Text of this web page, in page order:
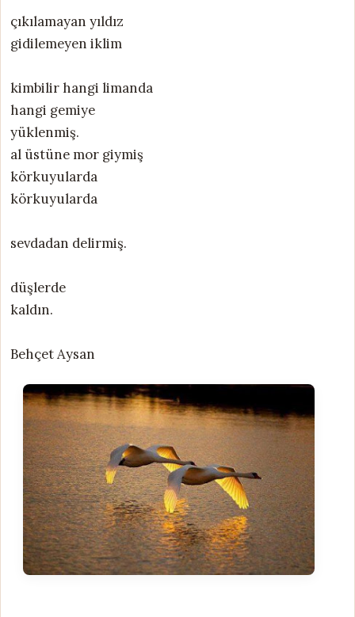
çıkılamayan yıldız
gidilemeyen iklim
kimbilir hangi limanda
hangi gemiye
yüklenmiş.
al üstüne mor giymiş
körkuyularda
körkuyularda
sevdadan delirmiş.
düşlerde
kaldın.
Behçet Aysan